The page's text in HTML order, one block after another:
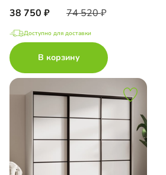
38 750 74 520
Доступно для доставки
В корзину